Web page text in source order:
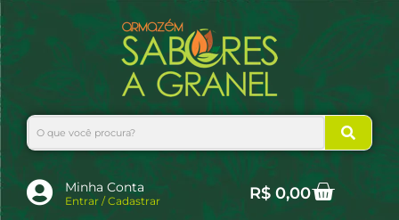
para
o
conteúdo
Search
Minha Conta
Entrar / Cadastrar R$0,00Cart